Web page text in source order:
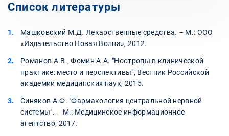
Список литературы
Машковский М.Д. Лекарственные средства. – М.: ООО
«Издательство Новая Волна», 2012.
Романов А.В., Фомин А.А. "Ноотропы в клинической
практике: место и перспективы", Вестник Российской
академии медицинских наук, 2015.
Синяков А.Ф. "Фармакология центральной нервной
системы". – М.: Медицинское информационное
агентство, 2017.